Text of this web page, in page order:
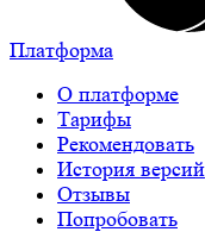
Платформа
О платформе
Тарифы
Рекомендовать
История версий
Отзывы
Попробовать